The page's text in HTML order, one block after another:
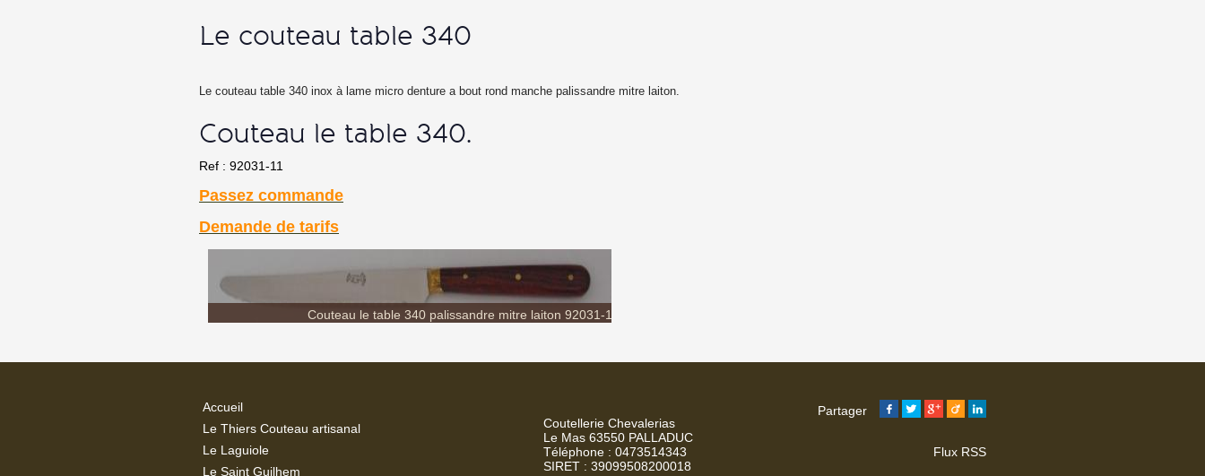
Le couteau table 340
Le couteau table 340 inox à lame micro denture a bout rond manche palissandre mitre laiton.
Couteau le table 340.
Ref : 92031-11
Passez commande
Demande de tarifs
Couteau le table 340 palissandre mitre laiton 92031-11...
Accueil
Le Thiers Couteau artisanal
Le Laguiole
Le Saint Guilhem
Coutellerie Chevalerias
Le Mas 63550 PALLADUC
Téléphone : 0473514343
SIRET : 39099508200018
Partager
Flux RSS